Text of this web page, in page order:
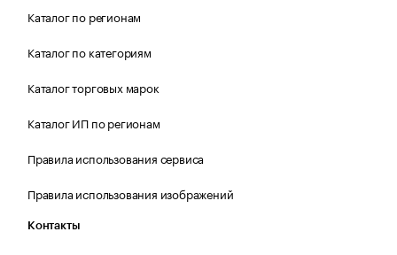
Каталог по регионам
Каталог по категориям
Каталог торговых марок
Каталог ИП по регионам
Правила использования сервиса
Правила использования изображений
Контакты